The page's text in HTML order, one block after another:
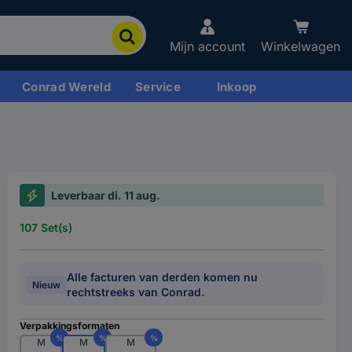
Mijn account Winkelwagen
Conrad Wereld Service Inkoop
Leverbaar di. 11 aug.
107 Set(s)
Nieuw
Alle facturen van derden komen nu
rechtstreeks van Conrad.
Verpakkingsformaten
M
% M % M %